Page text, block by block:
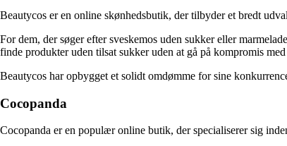
Beautycos er en online skønhedsbutik, der tilbyder et bredt
For dem, der søger efter sveskemos uden sukker eller
finde produkter uden tilsat sukker uden at gå på kompromis
Beautycos har opbygget et solidt omdømme for sine
Cocopanda
Cocopanda er en populær online butik, der specialiserer sig